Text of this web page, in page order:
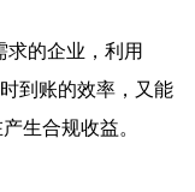
求的企业，利用
到账的效率，又能
生合规收益。